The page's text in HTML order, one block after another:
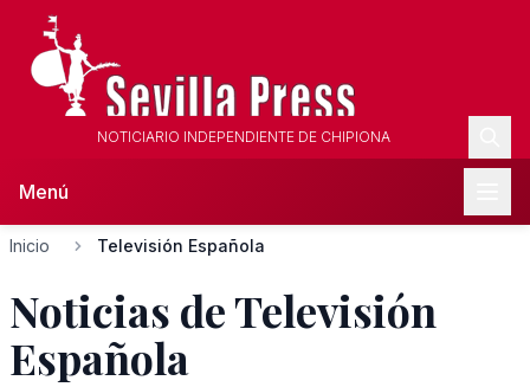
NOTICIARIO INDEPENDIENTE DE CHIPIONA
Menú
Inicio Televisión Española
Noticias de Televisión
Española